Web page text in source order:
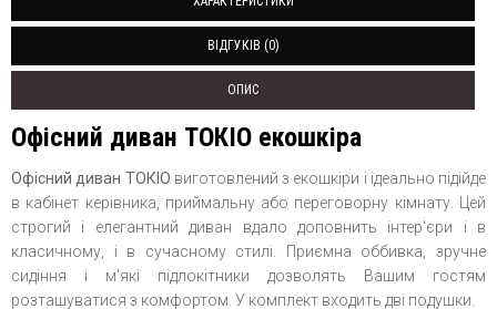
ВІДГУКІВ (0)
ОПИС
Офісний диван ТОКІО екошкіра
Офісний диван ТОКІО виготовлений з екошкіри і ідеально підійде
в кабінет керівника, приймальну або переговорну кімнату. Цей
строгий і елегантний диван вдало доповнить інтер'єри і в
класичному, і в сучасному стилі. Приємна оббивка, зручне
сидіння і м'які підлокітники дозволять Вашим гостям
розташуватися з комфортом. У комплект входить дві подушки.